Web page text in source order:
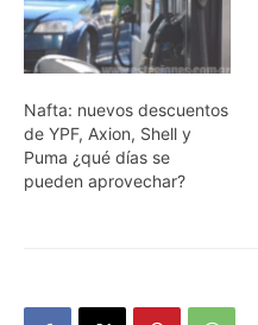
Nafta: nuevos descuentos
de YPF, Axion, Shell y
Puma ¿qué días se
pueden aprovechar?